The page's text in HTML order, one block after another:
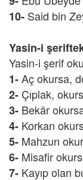
10- Said bin
Yasin-i
Yasin-i şerif
1-Aç okursa,
2- Çıplak,
3- Bekâr
4- Korkan
5- Mahzun
6- Misafir
7- Kayıp olan